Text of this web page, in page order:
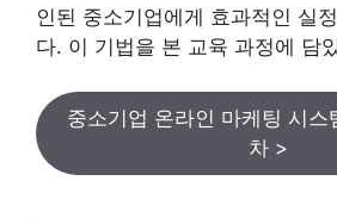
인된 중소기업에게 효과적인 실
다. 이 기법을 본 교육 과정에 담
중소기업 온라인 마케팅 시스
차 >